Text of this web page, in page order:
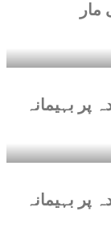
مار
پر بہیمانہ
پر بہیمانہ